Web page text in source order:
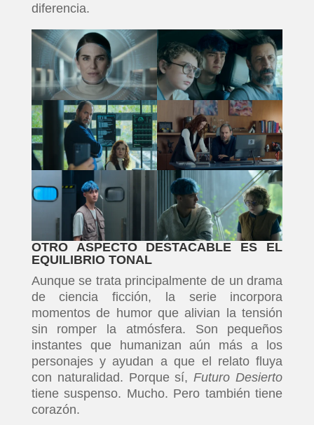
diferencia.
OTRO ASPECTO DESTACABLE ES EL
EQUILIBRIO TONAL
Aunque se trata principalmente de un drama
de ciencia ficción, la serie incorpora
momentos de humor que alivian la tensión
sin romper la atmósfera. Son pequeños
instantes que humanizan aún más a los
personajes y ayudan a que el relato fluya
con naturalidad. Porque sí,Futuro Desierto
tiene suspenso. Mucho. Pero también tiene
corazón.